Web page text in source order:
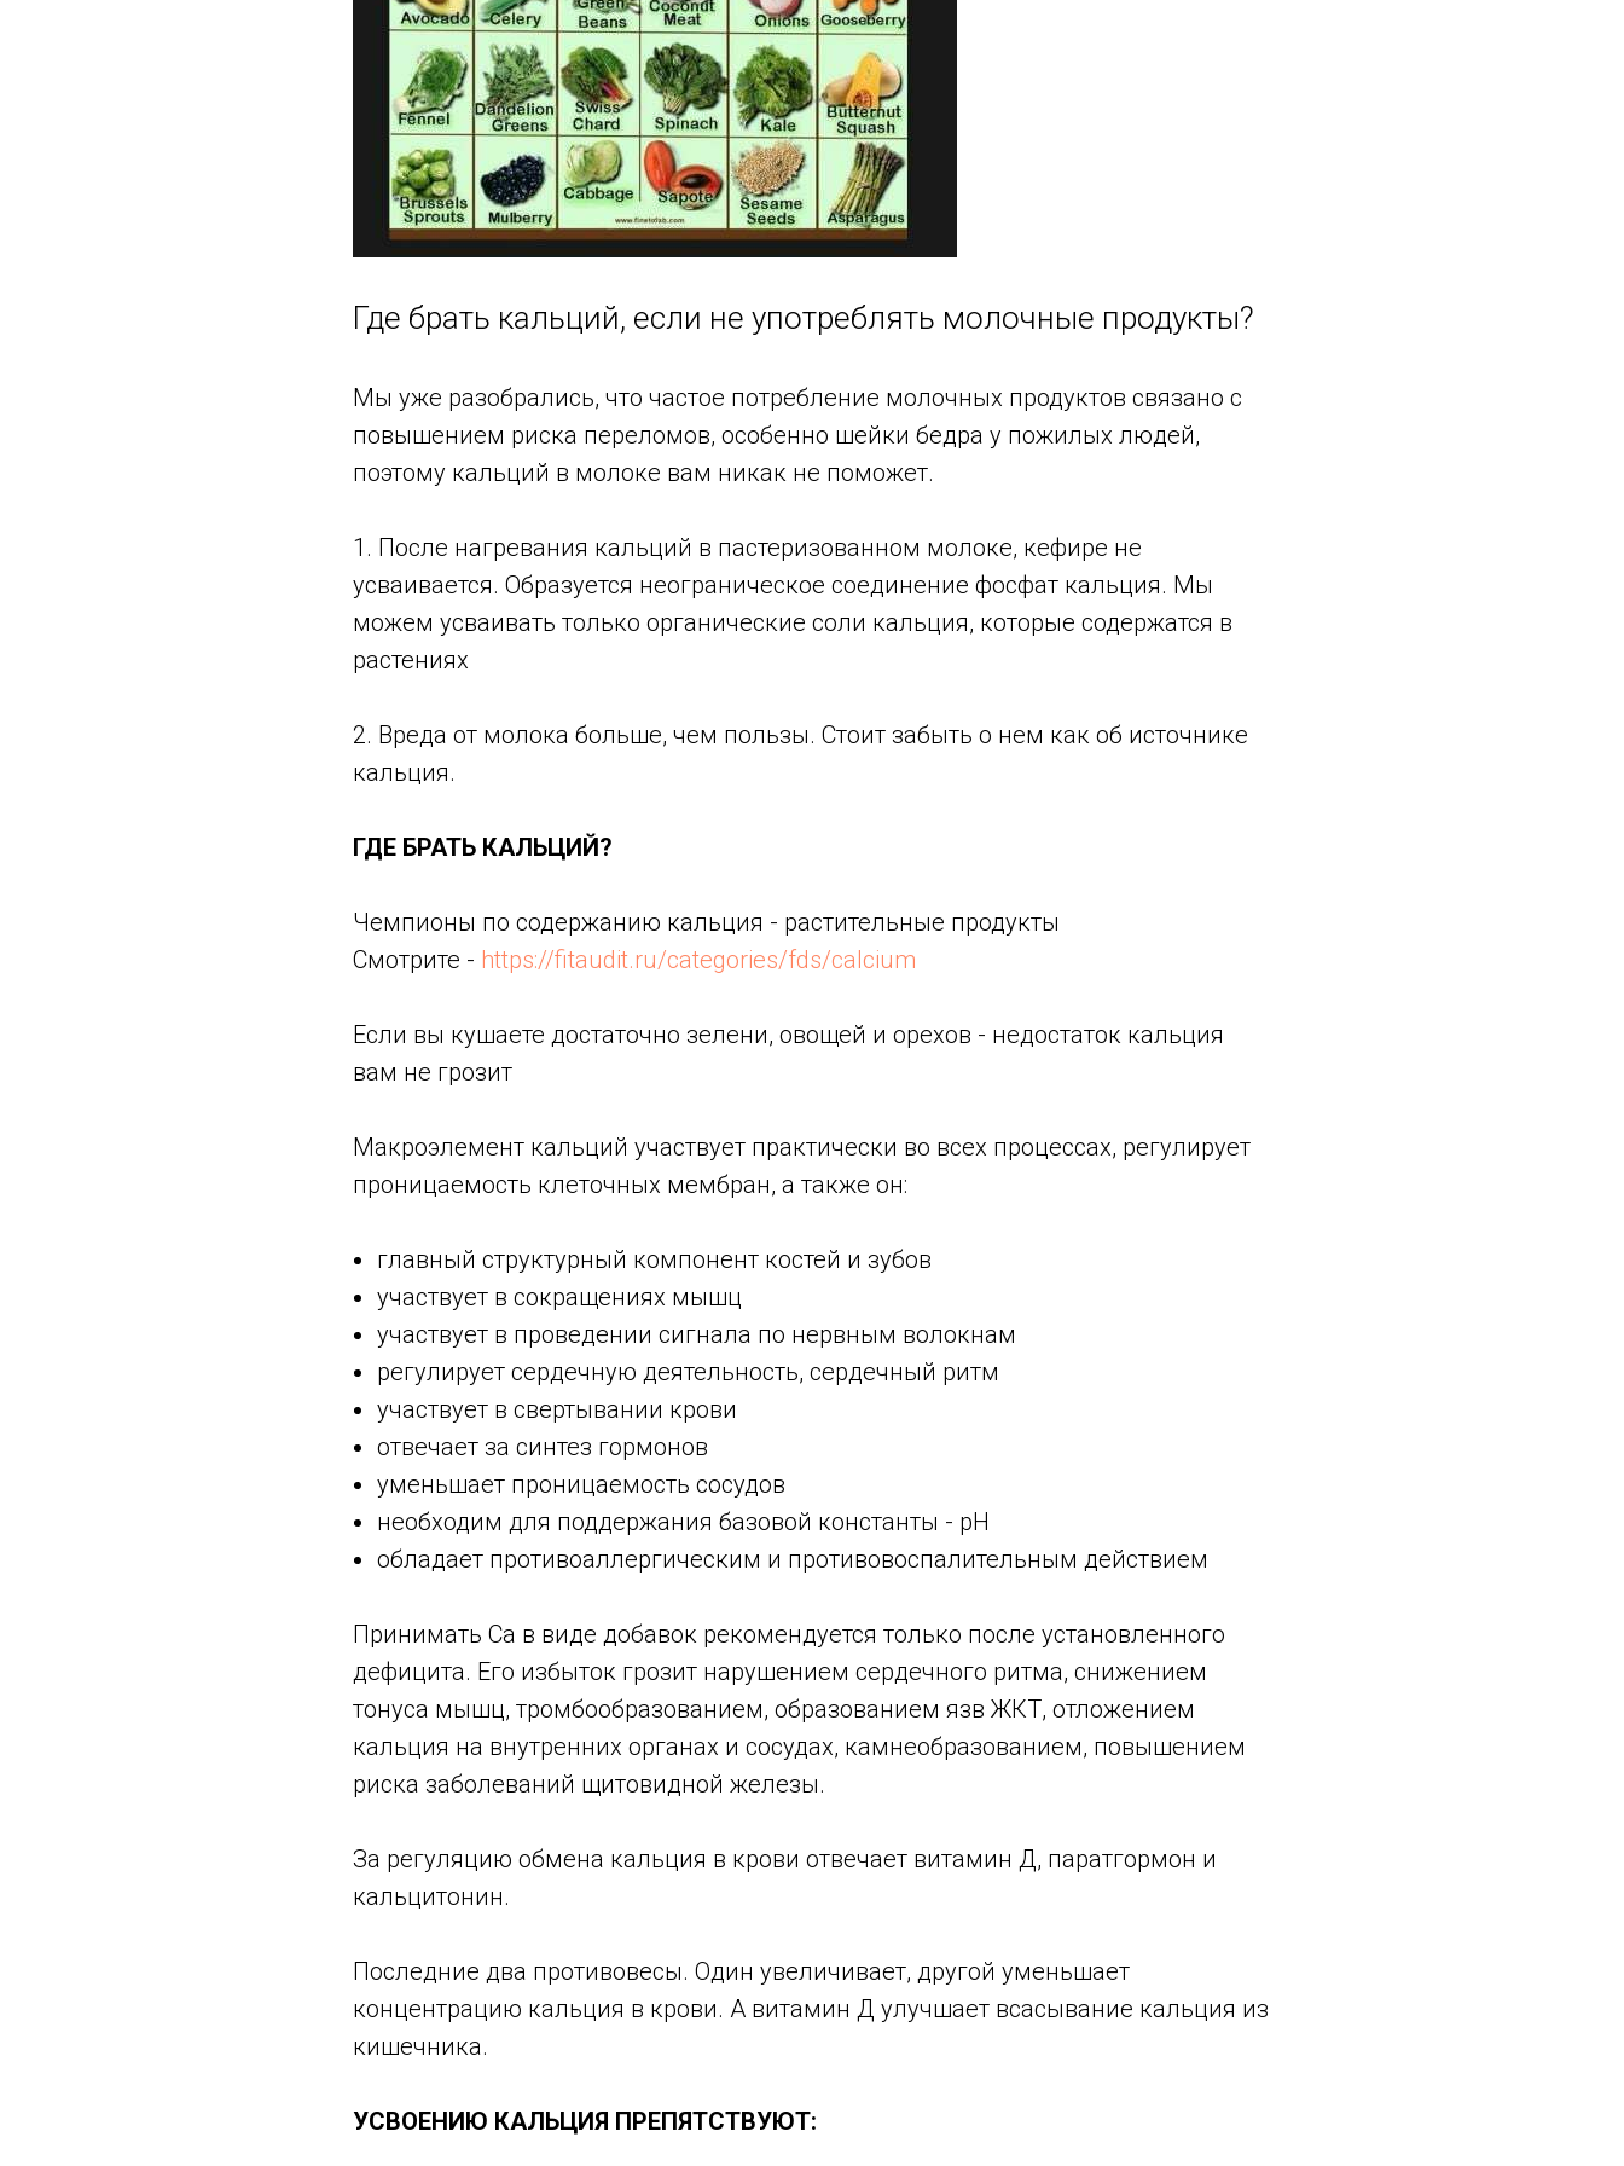
Где брать кальций, если не употреблять молочные продукты?
Мы уже разобрались, что частое потребление молочных продуктов связано с
повышением риска переломов, особенно шейки бедра у пожилых людей,
поэтому кальций в молоке вам никак не поможет.
1. После нагревания кальций в пастеризованном молоке, кефире не
усваивается. Образуется неограническое соединение фосфат кальция. Мы
можем усваивать только органические соли кальция, которые содержатся в
растениях
2. Вреда от молока больше, чем пользы. Стоит забыть о нем как об источнике
кальция.
ГДЕ БРАТЬ КАЛЬЦИЙ?
Чемпионы по содержанию кальция - растительные продукты
Смотрите - https://fitaudit.ru/categories/fds/calcium
Если вы кушаете достаточно зелени, овощей и орехов - недостаток кальция
вам не грозит
Макроэлемент кальций участвует практически во всех процессах, регулирует
проницаемость клеточных мембран, а также он:
главный структурный компонент костей и зубов
участвует в сокращениях мышц
участвует в проведении сигнала по нервным волокнам
регулирует сердечную деятельность, сердечный ритм
участвует в свертывании крови
отвечает за синтез гормонов
уменьшает проницаемость сосудов
необходим для поддержания базовой константы - рН
обладает противоаллергическим и противовоспалительным действием
Принимать Са в виде добавок рекомендуется только после установленного
дефицита. Его избыток грозит нарушением сердечного ритма, снижением
тонуса мышц, тромбообразованием, образованием язв ЖКТ, отложением
кальция на внутренних органах и сосудах, камнеобразованием, повышением
риска заболеваний щитовидной железы.
За регуляцию обмена кальция в крови отвечает витамин Д, паратгормон и
кальцитонин.
Последние два противовесы. Один увеличивает, другой уменьшает
концентрацию кальция в крови. А витамин Д улучшает всасывание кальция из
кишечника.
УСВОЕНИЮ КАЛЬЦИЯ ПРЕПЯТСТВУЮТ: